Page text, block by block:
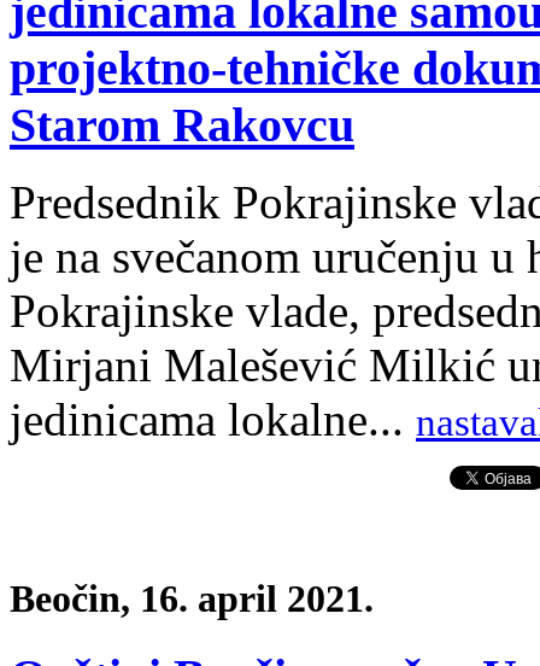
jedinicama lokalne
projektno-tehničke
Starom Rakovcu
Predsednik Pokrajinske
je na svečanom uručenju u
Pokrajinske vlade,
Mirjani Malešević Milkić
jedinicama lokalne...
Beočin, 16. april 2021.